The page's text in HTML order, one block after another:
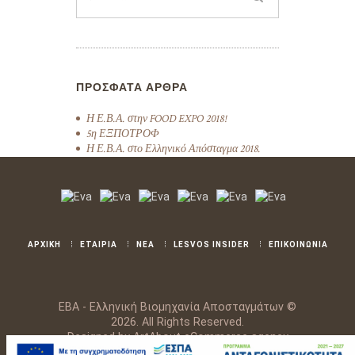
ΠΡΌΣΦΑΤΑ ΆΡΘΡΑ
Η Ε.Β.Α. στην FOOD EXPO 2018!
5η ΕΞΠΟΤΡΟΦ
Η Ε.Β.Α. στο Ελληνικό Απόσταγμα 2018.
ΑΡΧΙΚΗ ΕΤΑΙΡΙΑ ΝΕΑ LESVOS INSIDER ΕΠΙΚΟΙΝΩΝΙΑ
ΕΒΑ - Ελληνική Βιομηχανία Αποσταγμάτων ©
2026. All Rights Reserved.
Designed byArtAbout eCommerce agency